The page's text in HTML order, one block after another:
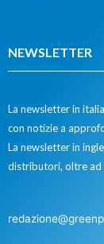
NEWSLETTER
La newsletter in
con notizie a
La newsletter in
distributori, oltre ad